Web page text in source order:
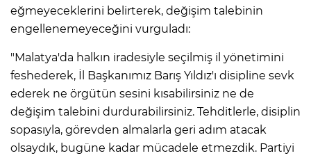
eğmeyeceklerini belirterek, değişim talebinin
engellenemeyeceğini vurguladı:
"Malatya'da halkın iradesiyle seçilmiş il yönetimini
feshederek, İl Başkanımız Barış Yıldız'ı disipline sevk
ederek ne örgütün sesini kısabilirsiniz ne de
değişim talebini durdurabilirsiniz. Tehditlerle, disiplin
sopasıyla, görevden almalarla geri adım atacak
olsaydık, bugüne kadar mücadele etmezdik. Partiyi